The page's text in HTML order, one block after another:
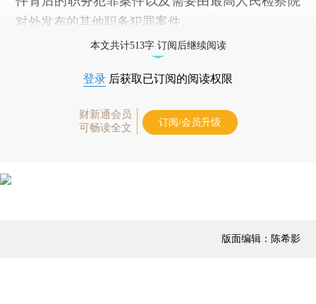
对外发布的其他职务犯罪案件。
本文共计513字 订阅后继续阅读
登录 后获取已订阅的阅读权限
财新通会员
可畅读全文
订阅/会员升级
版面编辑：陈希影